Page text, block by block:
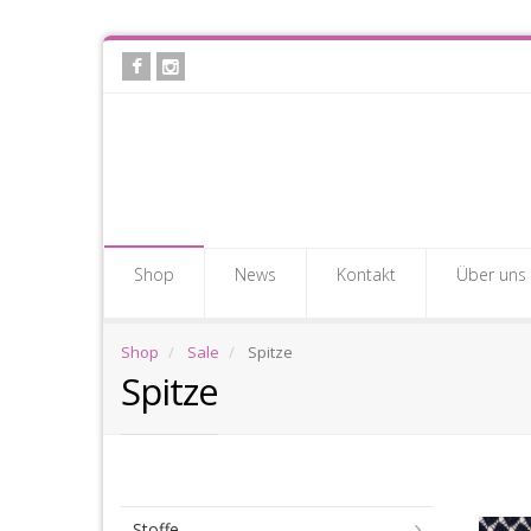
Skip
Shop News Kontakt Über uns
Shop Sale Spitze
Spitze